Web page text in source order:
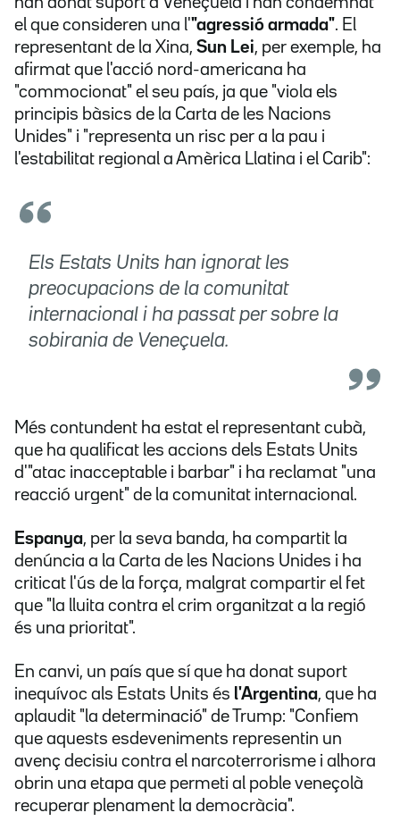
el que consideren una l'"agressió armada". El
representant de la Xina, Sun Lei, per exemple, ha
afirmat que l'acció nord-americana ha
"commocionat" el seu país, ja que "viola els
principis bàsics de la Carta de les Nacions
Unides" i "representa un risc per a la pau i
l'estabilitat regional a Amèrica Llatina i el Carib":
Els Estats Units han ignorat les
preocupacions de la comunitat
internacional i ha passat per sobre la
sobirania de Veneçuela.
Més contundent ha estat el representant cubà,
que ha qualificat les accions dels Estats Units
d'"atac inacceptable i barbar" i ha reclamat "una
reacció urgent" de la comunitat internacional.
Espanya, per la seva banda, ha compartit la
denúncia a la Carta de les Nacions Unides i ha
criticat l'ús de la força, malgrat compartir el fet
que "la lluita contra el crim organitzat a la regió
és una prioritat".
En canvi, un país que sí que ha donat suport
inequívoc als Estats Units és l'Argentina, que ha
aplaudit "la determinació" de Trump: "Confiem
que aquests esdeveniments representin un
avenç decisiu contra el narcoterrorisme i alhora
obrin una etapa que permeti al poble veneçolà
recuperar plenament la democràcia".